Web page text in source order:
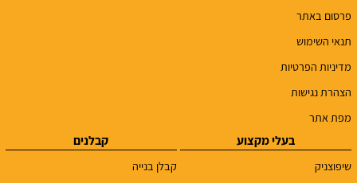
פרסום באתר
תנאי השימוש
מדיניות הפרטיות
הצהרת נגישות
מפת אתר
בעלי מקצוע
שיפוצניק
קבלנים
קבלן בנייה